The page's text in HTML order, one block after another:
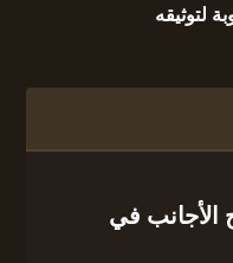
لتوثيقه
الأجانب في